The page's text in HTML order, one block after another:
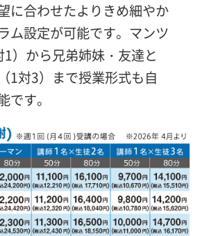
に合わせたよりきめ細やか
ム設定が可能です。マンツ
1）から兄弟姉妹・友達と
1対3）まで授業形式も自
です。